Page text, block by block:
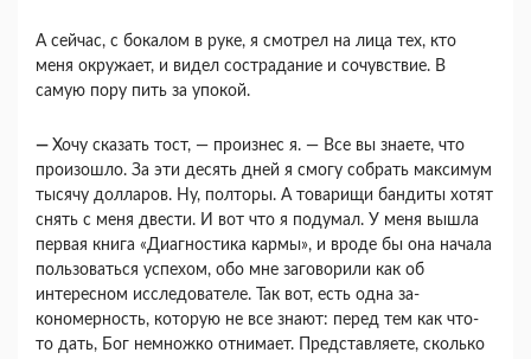
А сейчас, с бокалом в руке, я смотрел на лица тех, кто
меня окружает, и видел сострадание и со­чувствие. В
самую пору пить за упокой.
— Хочу сказать тост, — произнес я. — Все вы знаете, что
произошло. За эти десять дней я смогу собрать максимум
тысячу долларов. Ну, полторы. А товарищи бандиты хотят
снять с меня двести. И вот что я подумал. У меня вышла
первая книга «Диагностика кармы», и вроде бы она начала
пользоваться успехом, обо мне заговорили как об
интересном исследователе. Так вот, есть одна за­
кономерность, которую не все знают: перед тем как что-
то дать, Бог немножко отнимает. Пред­ставляете, сколько